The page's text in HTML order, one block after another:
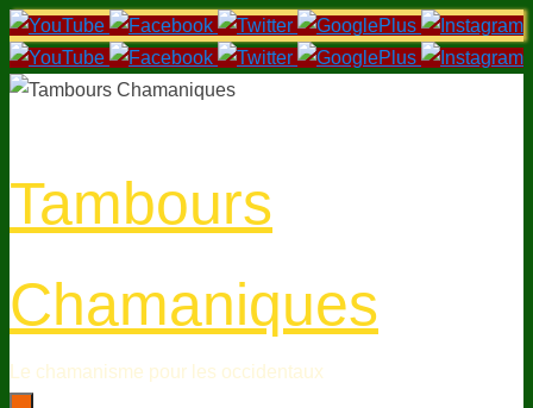
Passer
au
contenu
Tambours
Chamaniques
Le chamanisme pour les occidentaux